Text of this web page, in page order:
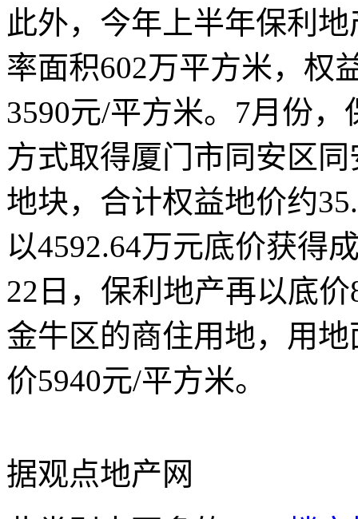
此外，今年上半年保利
率面积602万平方米，权
3590元/平方米。7月份
方式取得厦门市同安区
地块，合计权益地价约
以4592.64万元底价获得
22日，保利地产再以底
金牛区的商住用地，用
价5940元/平方米。
据观点地产网